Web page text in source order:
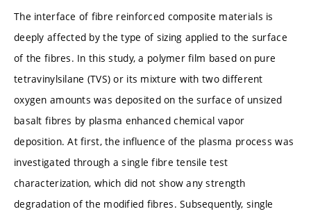
The interface of fibre reinforced composite materials is
deeply affected by the type of sizing applied to the surface
of the fibres. In this study, a polymer film based on pure
tetravinylsilane (TVS) or its mixture with two different
oxygen amounts was deposited on the surface of unsized
basalt fibres by plasma enhanced chemical vapor
deposition. At first, the influence of the plasma process was
investigated through a single fibre tensile test
characterization, which did not show any strength
degradation of the modified fibres. Subsequently, single